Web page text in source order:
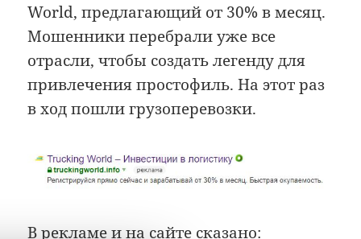
World, предлагающий от 30% в месяц.
Мошенники перебрали уже все
отрасли, чтобы создать легенду для
привлечения простофиль. На этот раз
в ход пошли грузоперевозки.
В рекламе и на сайте сказано: